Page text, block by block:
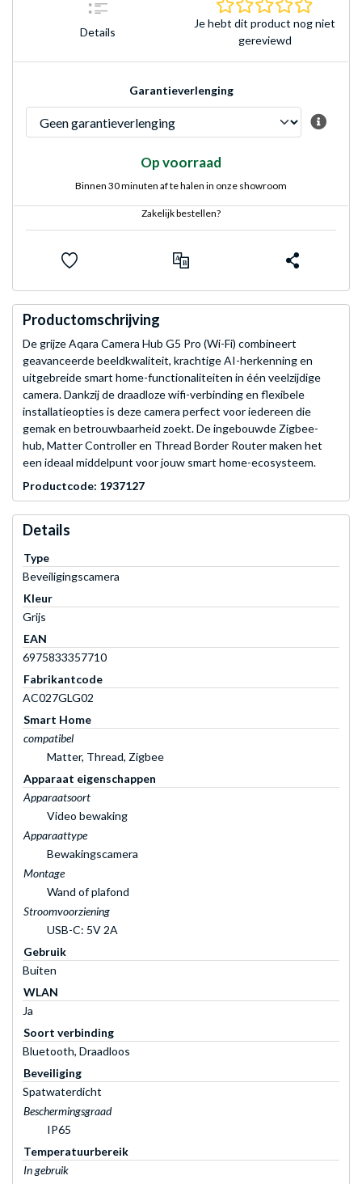
Details
Je hebt dit product nog niet
gereviewd
Garantieverlenging
Op voorraad
Binnen 30 minuten af te halen in onze showroom
Zakelijk bestellen?
Productomschrijving
De grijze Aqara Camera Hub G5 Pro (Wi-Fi) combineert
geavanceerde beeldkwaliteit, krachtige AI-herkenning en
uitgebreide smart home-functionaliteiten in één veelzijdige
camera. Dankzij de draadloze wifi-verbinding en flexibele
installatieopties is deze camera perfect voor iedereen die
gemak en betrouwbaarheid zoekt. De ingebouwde Zigbee-
hub, Matter Controller en Thread Border Router maken het
een ideaal middelpunt voor jouw smart home-ecosysteem.
Productcode: 1937127
Details
Type
Beveiligingscamera
Kleur
Grijs
EAN
6975833357710
Fabrikantcode
AC027GLG02
Smart Home
compatibel
Matter, Thread, Zigbee
Apparaat eigenschappen
Apparaatsoort
Video bewaking
Apparaattype
Bewakingscamera
Montage
Wand of plafond
Stroomvoorziening
USB-C: 5V 2A
Gebruik
Buiten
WLAN
Ja
Soort verbinding
Bluetooth, Draadloos
Beveiliging
Spatwaterdicht
Beschermingsgraad
IP65
Temperatuurbereik
In gebruik